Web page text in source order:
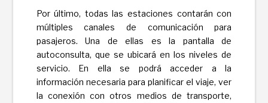
Por último, todas las estaciones contarán con
múltiples canales de comunicación para
pasajeros. Una de ellas es la pantalla de
autoconsulta, que se ubicará en los niveles de
servicio. En ella se podrá acceder a la
información necesaria para planificar el viaje, ver
la conexión con otros medios de transporte,